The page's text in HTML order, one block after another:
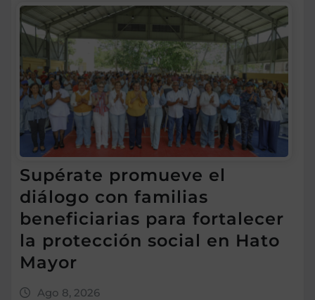
Supérate promueve el
diálogo con familias
beneficiarias para fortalecer
la protección social en Hato
Mayor
Ago 8, 2026